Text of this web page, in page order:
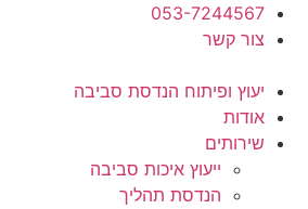
053-7244567
צור קשר
יעוץ ופיתוח הנדסת סביבה
אודות
שירותים
ייעוץ איכות סביבה
הנדסת תהליך